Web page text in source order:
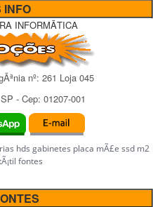
INFO
INFORMÃTICA
nº: 261 Loja 045
SP - Cep: 01207-001
hds gabinetes placa mÃ£e ssd m2
fontes